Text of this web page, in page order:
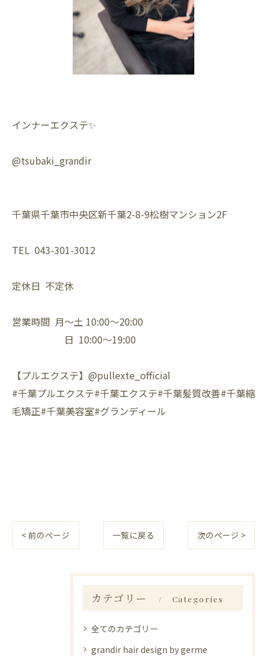
インナーエクステ✨️
@tsubaki_grandir
千葉県千葉市中央区新千葉2-8-9松樹マンション2F⁡
TEL 043-301-3012⁡
定休日 不定休⁡
営業時間 月〜土 10:00〜20:00⁡
日 10:00〜19:00⁡
【プルエクステ】@pullexte_official⁡
⁡#千葉プルエクステ#千葉エクステ#千葉髪質改善#千葉縮
毛矯正#千葉美容室#グランディール
< 前のページ 一覧に戻る 次のページ >
カテゴリー Categories
全てのカテゴリー
grandir hair design by germe